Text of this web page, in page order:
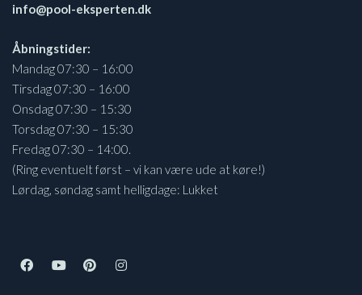
info@pool-eksperten.dk
Åbningstider:
Mandag 07:30 – 16:00
Tirsdag 07:30 – 16:00
Onsdag 07:30 – 15:30
Torsdag 07:30 – 15:30
Fredag 07:30 – 14:00.
(Ring eventuelt først – vi kan være ude at køre!)
Lørdag, søndag samt helligdage: Lukket